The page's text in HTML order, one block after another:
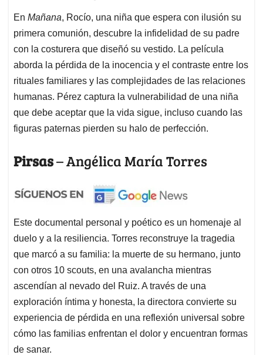
En Mañana, Rocío, una niña que espera con ilusión su
primera comunión, descubre la infidelidad de su padre
con la costurera que diseñó su vestido. La película
aborda la pérdida de la inocencia y el contraste entre los
rituales familiares y las complejidades de las relaciones
humanas. Pérez captura la vulnerabilidad de una niña
que debe aceptar que la vida sigue, incluso cuando las
figuras paternas pierden su halo de perfección.
Pirsas– Angélica María Torres
Este documental personal y poético es un homenaje al
duelo y a la resiliencia. Torres reconstruye la tragedia
que marcó a su familia: la muerte de su hermano, junto
con otros 10 scouts, en una avalancha mientras
ascendían al nevado del Ruiz. A través de una
exploración íntima y honesta, la directora convierte su
experiencia de pérdida en una reflexión universal sobre
cómo las familias enfrentan el dolor y encuentran formas
de sanar.